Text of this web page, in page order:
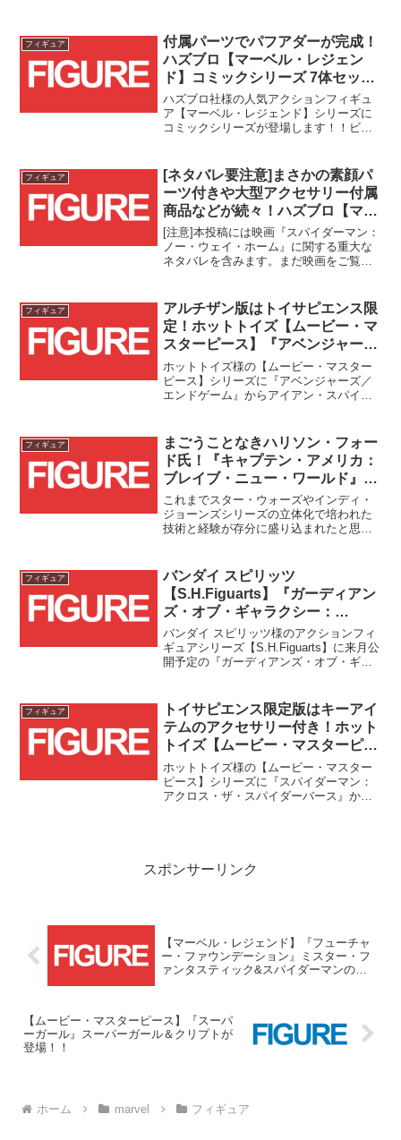
フィギュア
付属パーツでパフアダーが完成！
ハズブロ【マーベル・レジェン
ド】コミックシリーズ 7体セット
が予約受付スタート！！
ハズブロ社様の人気アクションフィギュ
ア【マーベル・レジェンド】シリーズに
コミックシリーズが登場します！！ビル
トイサピエンス様では全7体セットで予約
受付中です！！
フィギュア
[ネタバレ要注意]まさかの素顔パ
ーツ付きや大型アクセサリー付属
商品などが続々！ハズブロ【マー
ベル・レジェンド】に『スパイダ
ーマン：ノー・ウェイ・ホーム』
関連フィギュアが一挙登場！！
[注意]本投稿には映画『スパイダーマン：
ノー・ウェイ・ホーム』に関する重大な
ネタバレを含みます。まだ映画をご覧に
フィギュア
アルチザン版はトイサピエンス限
定！ホットトイズ【ムービー・マ
スターピース】『アベンジャーズ
／エンドゲーム』アイアン・スパ
イダー予約受付開始！！
ホットトイズ様の【ムービー・マスター
ピース】シリーズに『アベンジャーズ／
エンドゲーム』からアイアン・スパイダ
フィギュア
まごうことなきハリソン・フォー
ド氏！『キャプテン・アメリカ：
ブレイブ・ニュー・ワールド』レ
ッドハルクが【ムービー・マスタ
ーピース】に登場！！
これまでスター・ウォーズやインディ・
ジョーンズシリーズの立体化で培われた
技術と経験が存分に盛り込まれたと思わ
カ：ブレイブ・ニュー・ワールド』レッ
ドハルクが登場です！！
フィギュア
バンダイ スピリッツ
【S.H.Figuarts】『ガーディアン
ズ・オブ・ギャラクシー：
VOLUME 3』スター・ロード＆ロ
ケット・ラクーンが一般店頭販売
商品として2023/4/26(水)16時から
バンダイ スピリッツ様のアクションフィ
ギュアシリーズ【S.H.Figuarts】に来月公
開予定の『ガーディアンズ・オブ・ギャ
ます！！
フィギュア
トイサピエンス限定版はキーアイ
テムのアクセサリー付き！ホット
トイズ【ムービー・マスターピー
ス】『スパイダーマン：アクロ
ス・ザ・スパイダーバース』スパ
イダー・パンクの予約受付開
ホットトイズ様の【ムービー・マスター
ピース】シリーズに『スパイダーマン：
アクロス・ザ・スパイダーバース』から
スポンサーリンク
【マーベル・レジェンド】『フューチャ
ー・ファウンデーション』ミスター・フ
ァンタスティック&スパイダーマンの
【ムービー・マスターピース】『スーパ
ーガール』スーパーガール＆クリプトが
登場！！
ホーム marvel フィギュア